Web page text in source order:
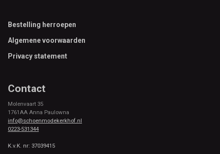
Footer
Bestelling herroepen
Algemene voorwaarden
Privacy statement
Contact
Molenvaart 35
1761AA Anna Paulowna
info@schoenmodekerkhof.nl
0223-531344
K.v.K. nr: 37039415